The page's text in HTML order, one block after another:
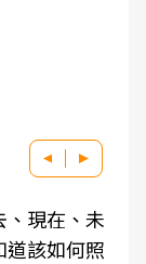
、現在、未
道該如何照